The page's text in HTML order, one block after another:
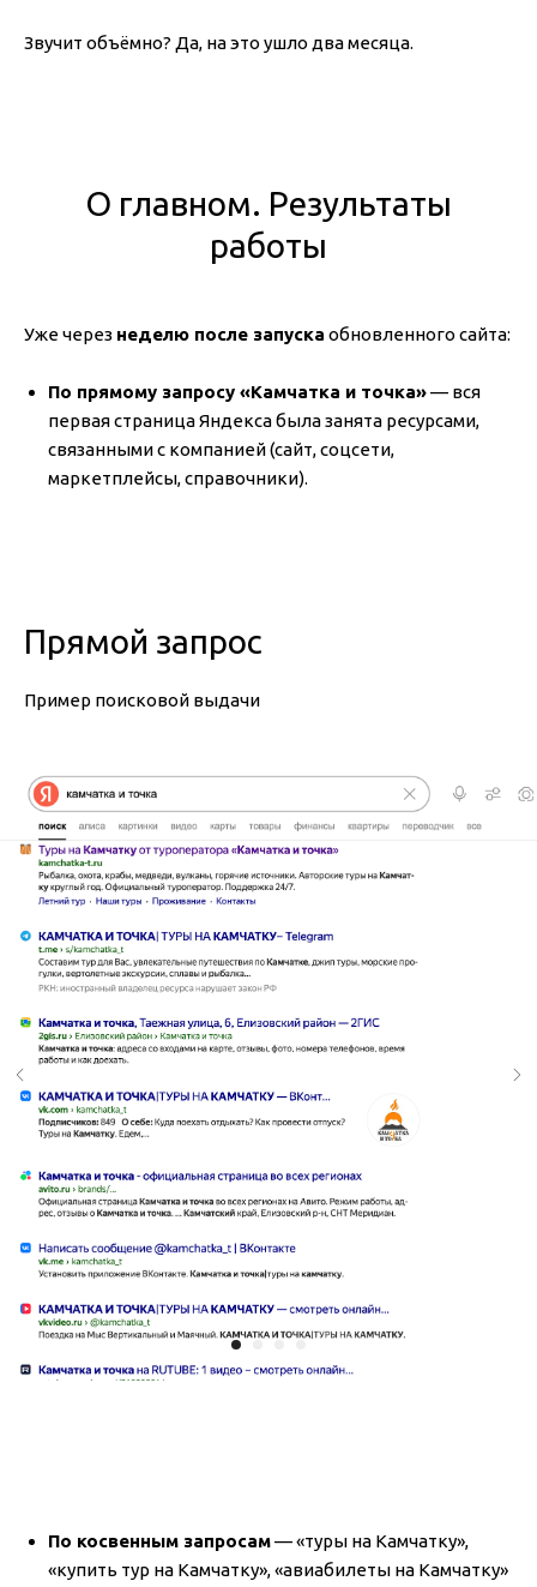
Звучит объёмно? Да, на это ушло два месяца.
О главном. Результаты
работы
Уже через неделю после запуска обновленного сайта:
По прямому запросу «Камчатка и точка»— вся
первая страница Яндекса была занята ресурсами,
связанными с компанией (сайт, соцсети,
маркетплейсы, справочники).
Прямой запрос
Пример поисковой выдачи
По косвенным запросам— «туры на Камчатку»,
«купить тур на Камчатку», «авиабилеты на Камчатку»